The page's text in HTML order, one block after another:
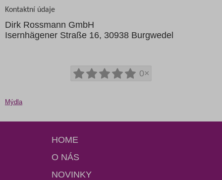
Kontaktní údaje
Dirk Rossmann GmbH
Isernhägener Straße 16, 30938 Burgwedel
0×
Mýdla
HOME
O NÁS
NOVINKY